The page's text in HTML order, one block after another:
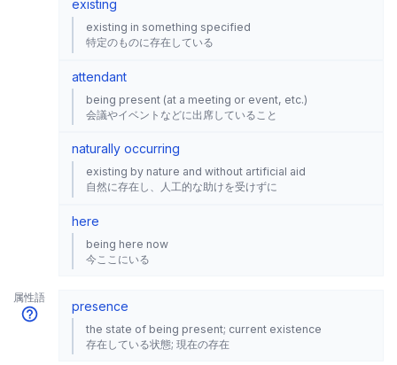
existing
existing in something specified
特定のものに存在している
attendant
being present (at a meeting or event, etc.)
会議やイベントなどに出席していること
naturally occurring
existing by nature and without artificial aid
自然に存在し、人工的な助けを受けずに
here
being here now
今ここにいる
属性語
presence
the state of being present; current existence
存在している状態; 現在の存在